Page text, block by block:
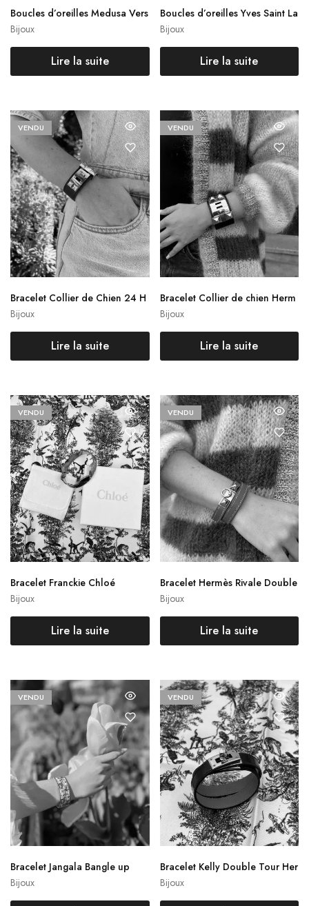
Bijoux
Boucles d’oreilles Medusa Vers
ace
Lire la suite
Bijoux
Boucles d’oreilles Yves Saint La
urent
Lire la suite
VENDU
Bijoux
Bracelet Collier de Chien 24 H
ermès
Lire la suite
VENDU
Bijoux
Bracelet Collier de chien Herm
ès
Lire la suite
VENDU
Bijoux
Bracelet Franckie Chloé
Lire la suite
VENDU
Bijoux
Bracelet Hermès Rivale Double
tour
Lire la suite
VENDU
Bijoux
Bracelet Jangala Bangle up
VENDU
Bijoux
Bracelet Kelly Double Tour Her
mès